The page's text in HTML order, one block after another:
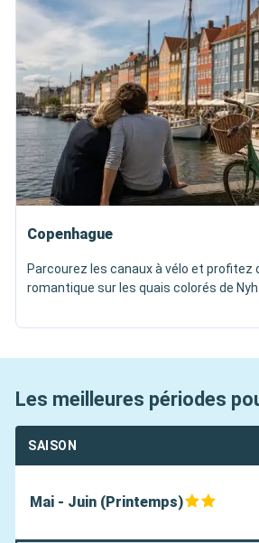
Copenhague
Parcourez les canaux à vélo et profitez
romantique sur les quais colorés de
Les meilleures périodes
SAISON
Mai - Juin (Printemps)